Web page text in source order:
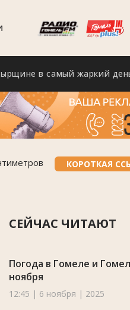
в самый жаркий день лета
КОРОТКАЯ
СЕЙЧАС ЧИТАЮТ
Погода в Гомеле и
ноября
12:45 | 6 ноября | 2025